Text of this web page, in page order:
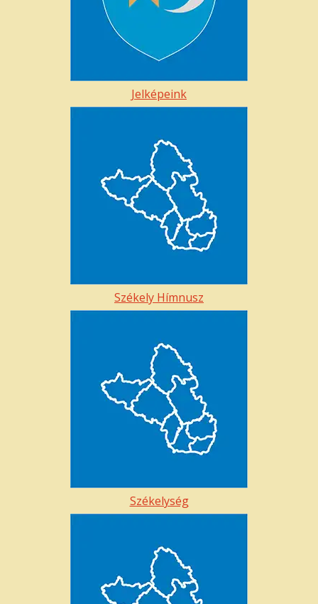
Jelképeink
Székely Hímnusz
Székelység